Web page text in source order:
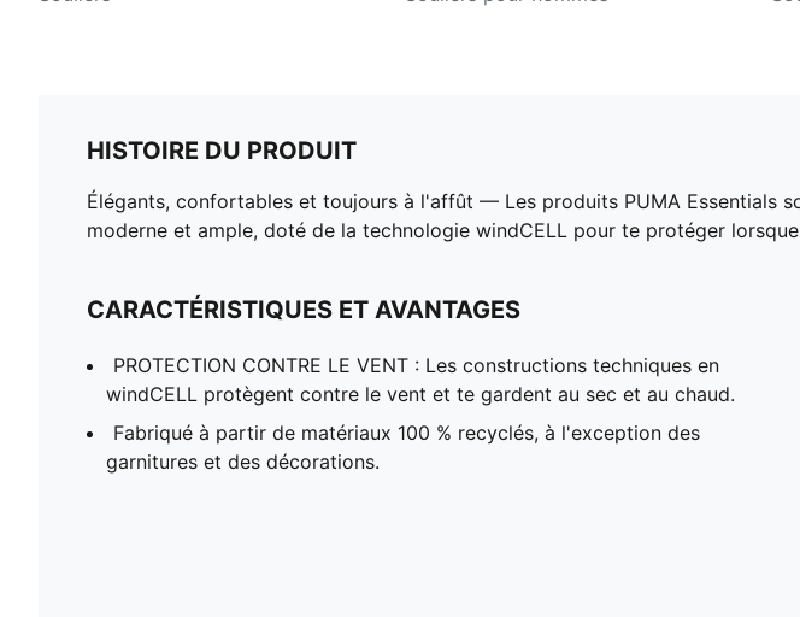
HISTOIRE DU PRODUIT
Élégants, confortables et toujours à l'affût — Les produits PUMA Essentials
moderne et ample, doté de la technologie windCELL pour te protéger
CARACTÉRISTIQUES ET AVANTAGES
PROTECTION CONTRE LE VENT : Les constructions techniques en
windCELL protègent contre le vent et te gardent au sec et au chaud.
Fabriqué à partir de matériaux 100 % recyclés, à l'exception des
garnitures et des décorations.